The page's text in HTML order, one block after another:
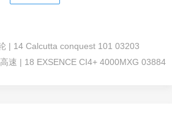
| 14 Calcutta conquest 101 03203
速 | 18 EXSENCE CI4+ 4000MXG 03884